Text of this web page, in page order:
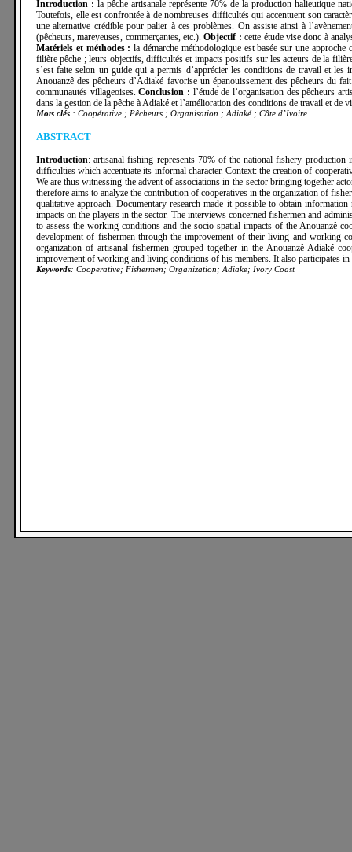
Introduction : la pêche artisanale représente 70% de la production halieutique
Toutefois, elle est confrontée à de nombreuses difficultés qui accentuent son
une alternative crédible pour palier à ces problèmes. On assiste ainsi à
(pêcheurs, mareyeuses, commerçantes, etc.).Objectif : cette étude vise donc à
Matériels et méthodes : la démarche méthodologique est basée sur une
filière pêche ; leurs objectifs, difficultés et impacts positifs sur les acteurs de la
s’est faite selon un guide qui a permis d’apprécier les conditions de travail et les
Anouanzê des pêcheurs d’Adiaké favorise un épanouissement des pêcheurs du
communautés villageoises.Conclusion : l’étude de l’organisation des pêcheurs
dans la gestion de la pêche à Adiaké et l’amélioration des conditions de travail et de
Mots clés : Coopérative ; Pêcheurs ; Organisation ; Adiaké ; Côte d’Ivoire
ABSTRACT
Introduction: artisanal fishing represents 70% of the national fishery
difficulties which accentuate its informal character. Context: the creation of
We are thus witnessing the advent of associations in the sector bringing together
therefore aims to analyze the contribution of cooperatives in the organization of
qualitative approach. Documentary research made it possible to obtain
impacts on the players in the sector. The interviews concerned fishermen and
to assess the working conditions and the socio-spatial impacts of the Anouanzê
development of fishermen through the improvement of their living and working
organization of artisanal fishermen grouped together in the Anouanzê Adiaké
improvement of working and living conditions of his members. It also participates
Keywords: Cooperative; Fishermen; Organization; Adiake; Ivory Coast